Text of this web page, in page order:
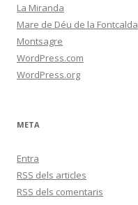
La Miranda
Mare de Déu de la Fontcalda
Montsagre
WordPress.com
WordPress.org
META
Entra
RSS dels articles
RSS dels comentaris